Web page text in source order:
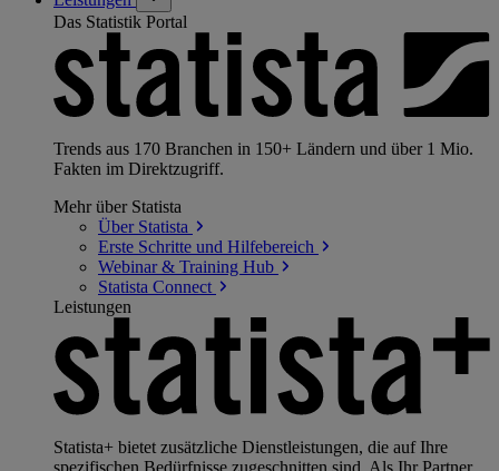
Das Statistik Portal
Trends aus 170 Branchen in 150+ Ländern und über 1 Mio.
Fakten im Direktzugriff.
Mehr über Statista
Über Statista
Erste Schritte und Hilfebereich
Webinar & Training Hub
Statista Connect
Leistungen
Statista+ bietet zusätzliche Dienstleistungen, die auf Ihre
spezifischen Bedürfnisse zugeschnitten sind. Als Ihr Partner